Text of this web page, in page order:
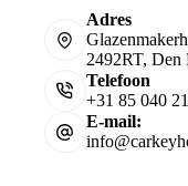
Adres
2492RT, Den
Telefoon
+31 85 040
E-mail: